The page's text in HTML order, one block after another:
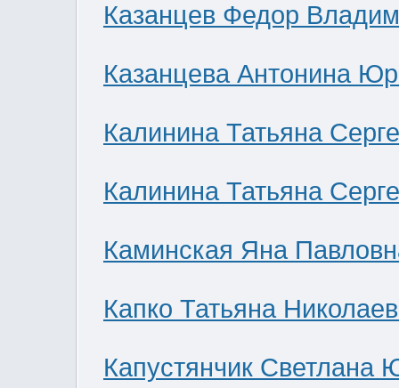
Казанцев Федор
Казанцева Антонина
Калинина Татьяна
Калинина Татьяна
Каминская Яна
Капко Татьяна
Капустянчик Светлана